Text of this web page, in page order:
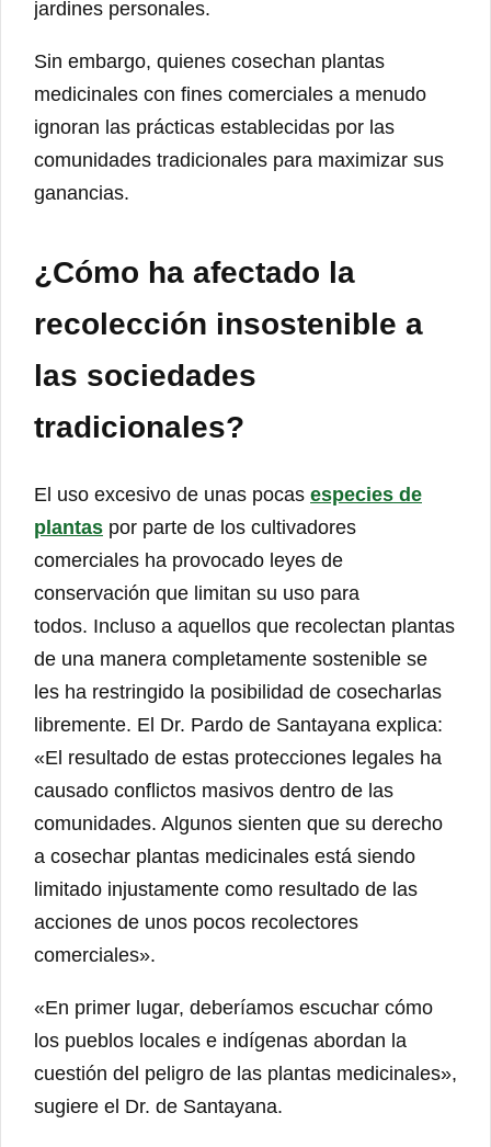
jardines personales.
Sin embargo, quienes cosechan plantas
medicinales con fines comerciales a menudo
ignoran las prácticas establecidas por las
comunidades tradicionales para maximizar sus
ganancias.
¿Cómo ha afectado la
recolección insostenible a
las sociedades
tradicionales?
El uso excesivo de unas pocas especies de
plantas por parte de los cultivadores
comerciales ha provocado leyes de
conservación que limitan su uso para
todos. Incluso a aquellos que recolectan plantas
de una manera completamente sostenible se
les ha restringido la posibilidad de cosecharlas
libremente. El Dr. Pardo de Santayana explica:
«El resultado de estas protecciones legales ha
causado conflictos masivos dentro de las
comunidades. Algunos sienten que su derecho
a cosechar plantas medicinales está siendo
limitado injustamente como resultado de las
acciones de unos pocos recolectores
comerciales».
«En primer lugar, deberíamos escuchar cómo
los pueblos locales e indígenas abordan la
cuestión del peligro de las plantas medicinales»,
sugiere el Dr. de Santayana.